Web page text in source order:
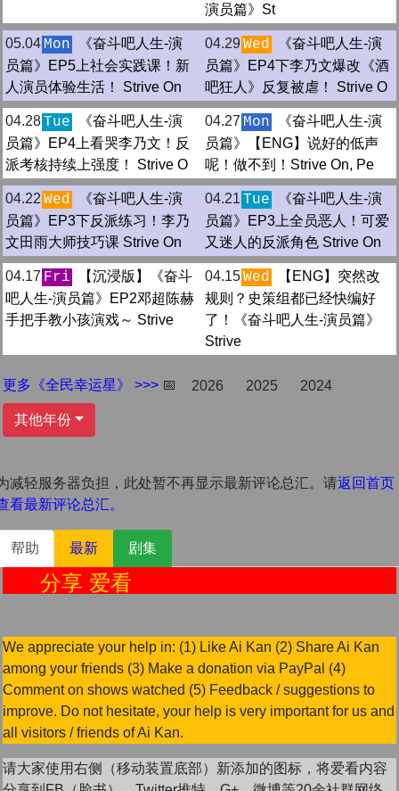
演员篇》St
05.04 Mon
《奋斗吧人生-演
员篇》EP5上社会实践课！新
人演员体验生活！ Strive On
04.29Wed
《奋斗吧人生-演
员篇》EP4下李乃文爆改《酒
吧狂人》反复被虐！ Strive O
04.28Tue
《奋斗吧人生-演
员篇》EP4上看哭李乃文！反
派考核持续上强度！ Strive O
04.27 Mon
《奋斗吧人生-演
员篇》【ENG】说好的低声
呢！做不到！Strive On, Pe
04.22 Wed
《奋斗吧人生-演
员篇》EP3下反派练习！李乃
文田雨大师技巧课 Strive On
04.21 Tue
《奋斗吧人生-演
员篇》EP3上全员恶人！可爱
又迷人的反派角色 Strive On
04.17 Fri
【沉浸版】《奋斗
吧人生-演员篇》EP2邓超陈赫
手把手教小孩演戏～ Strive
04.15Wed
【ENG】突然改
规则？史策组都已经快编好
了！《奋斗吧人生-演员篇》
Strive
更多《全民幸运星》 >>> 📅 2026 2025 2024
其他年份
减轻服务器负担，此处暂不再显示最新评论总汇。请返回首页
看最新评论总汇。
帮助 最新 剧集
分享 爱看
We appreciate your help in: (1) Like Ai Kan (2) Share Ai Kan
among your friends (3) Make a donation via PayPal (4)
Comment on shows watched (5) Feedback / suggestions to
improve. Do not hesitate, your help is very important for us and
all visitors / friends of Ai Kan.
请大家使用右侧（移动装置底部）新添加的图标，将爱看内容